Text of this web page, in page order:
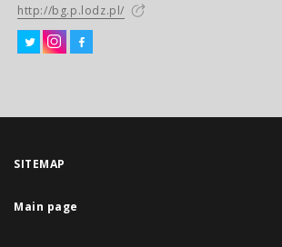
http://bg.p.lodz.pl/
SITEMAP
Main page